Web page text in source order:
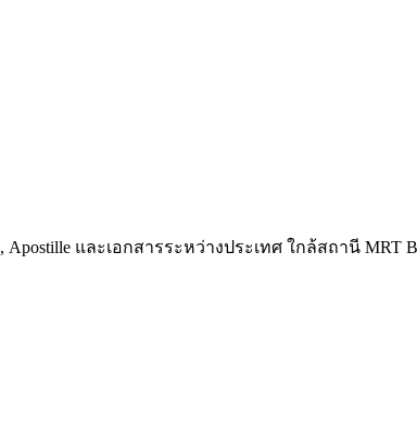
Apostille และเอกสารระหว่างประเทศ ใกล้สถานี